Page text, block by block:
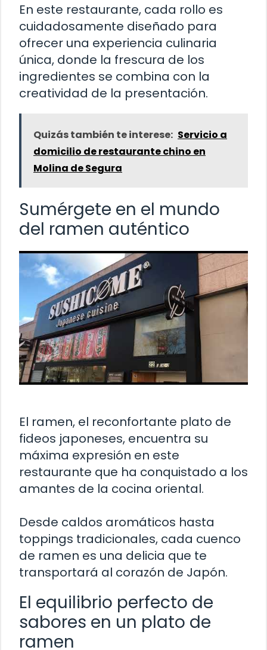
En este restaurante, cada rollo es
cuidadosamente diseñado para
ofrecer una experiencia culinaria
única, donde la frescura de los
ingredientes se combina con la
creatividad de la presentación.
Quizás también te interese: Servicio a
domicilio de restaurante chino en
Molina de Segura
Sumérgete en el mundo
del ramen auténtico
El ramen, el reconfortante plato de
fideos japoneses, encuentra su
máxima expresión en este
restaurante que ha conquistado a los
amantes de la cocina oriental.
Desde caldos aromáticos hasta
toppings tradicionales, cada cuenco
de ramen es una delicia que te
transportará al corazón de Japón.
El equilibrio perfecto de
sabores en un plato de
ramen